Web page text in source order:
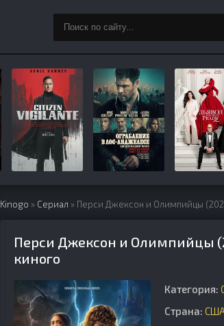
Kinogo » Сериал » Перси Джексон и Олимпийцы
Перси Джексон и Олимпийцы
киного
Категория:
Страна: